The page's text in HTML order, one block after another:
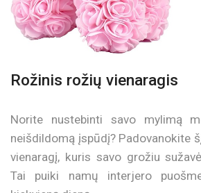
Rožinis rožių vienaragis
Norite nustebinti savo mylimą
neišdildomą įspūdį? Padovanokite
vienaragį, kuris savo grožiu
Tai puiki namų interjero